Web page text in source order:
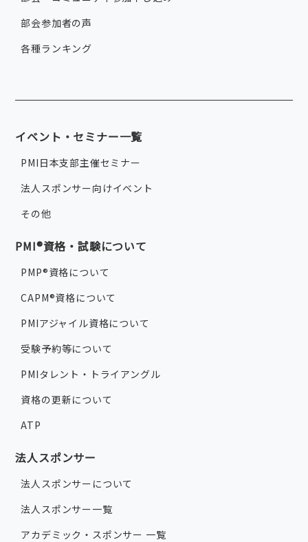
部会参加者の声
各種ランキング
イベント・セミナー一覧
PMI日本支部主催セミナー
法人スポンサー向けイベント
その他
PMI®資格・試験について
PMP®資格について
CAPM®資格について
PMIアジャイル資格について
受験予約等について
PMIタレント・トライアングル
資格の更新について
ATP
法人スポンサー
法人スポンサーについて
法人スポンサー一覧
アカデミック・スポンサー 一覧